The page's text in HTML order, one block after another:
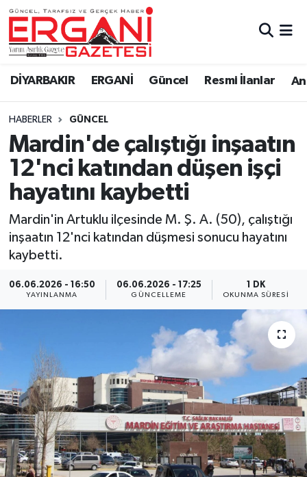
DİYARBAKIR ERGANİ Güncel Resmi İlanlar
HABERLER GÜNCEL
Mardin'de çalıştığı inşaatın
12'nci katından düşen işçi
hayatını kaybetti
Mardin'in Artuklu ilçesinde M. Ş. A. (50), çalıştığı
inşaatın 12'nci katından düşmesi sonucu hayatını
kaybetti.
06.06.2026 - 16:50
YAYINLANMA
06.06.2026 - 17:25
GÜNCELLEME
1 DK
OKUNMA SÜRESI
DİYARBAKIR
BİSMİL
BAĞLAR
ERGANİ
Güncel
Eği̇ti̇m
Resmi İlanlar
Sağlık
Si̇yaset
Spor
Anali̇z
Bi̇li̇m & Teknoloji̇
Dünya
Eği̇ti̇m
Ergani Nöbetçi Eczaneler
Ergani Hava Durumu
Ergani Trafik Yoğunluk Haritası
Süper Lig Puan Durumu ve Fikstür
Tüm Manşetler
Son Dakika Haberleri
Haber Arşivi